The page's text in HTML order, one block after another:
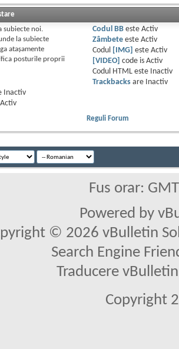
subiecte noi.
la subiecte
ataşamente
posturile proprii
Codul BBeste Activ
Zâmbeteeste Activ
Codul
[IMG] este Activ
[VIDEO]
code is Activ
Codul HTML este
Inactiv
Trackbacksare
Inactiv
Inactiv
Activ
Reguli Forum
Fus orar:
Powered by
© 2026 vBulletin
Search Engine
Traducere
Copyright